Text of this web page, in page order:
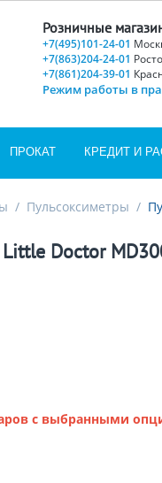
Розничные
+7(495)101-24-01
+7(863)204-24-01
+7(861)204-39-01
Режим работы в
ПРОКАТ КРЕДИТ И
/ Пульсоксиметры /
Doctor
с выбранными